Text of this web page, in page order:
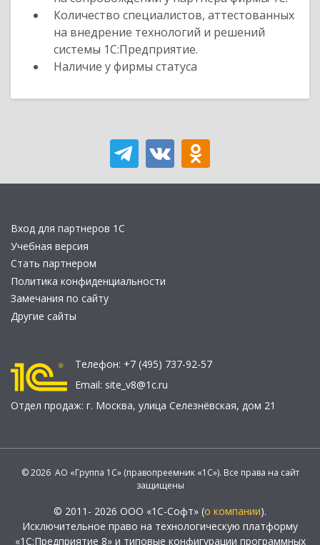
Количество специалистов, аттестованных
на внедрение технологий и решений
системы 1С:Предприятие.
Наличие у фирмы статуса
Вход для партнеров 1С
Учебная версия
Стать партнером
Политика конфиденциальности
Замечания по сайту
Другие сайты
Телефон: +7 (495) 737-92-57
Email: site_v8@1c.ru
Отдел продаж: г. Москва, улица Селезнёвская, дом 21
© 2026 АО «Группа 1С» (правопреемник «1С»). Все права на сайт
защищены
© 2011- 2026 ООО «1С-Софт» (о компании).
Исключительное право на технологическую платформу
«1С:Предприятие 8» и типовые конфигурации программных